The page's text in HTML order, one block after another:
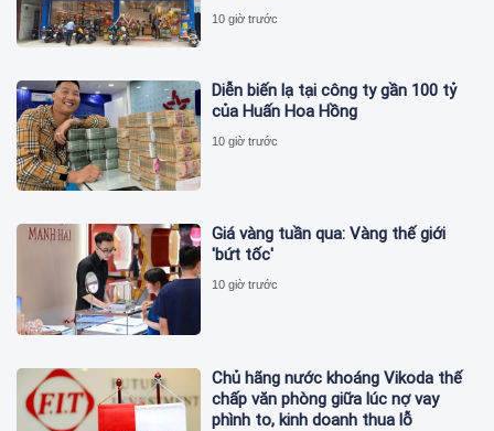
10 giờ trước
Diễn biến lạ tại công ty gần 100 tỷ
của Huấn Hoa Hồng
10 giờ trước
Giá vàng tuần qua: Vàng thế giới
'bứt tốc'
10 giờ trước
Chủ hãng nước khoáng Vikoda thế
chấp văn phòng giữa lúc nợ vay
phình to, kinh doanh thua lỗ